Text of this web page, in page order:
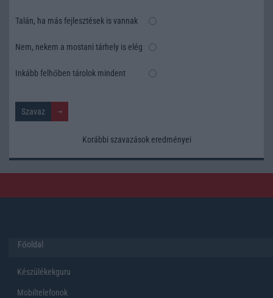
Talán, ha más fejlesztések is vannak
Nem, nekem a mostani tárhely is elég
Inkább felhőben tárolok mindent
Korábbi szavazások eredményei
Főoldal
Készülékekguru
Mobiltelefonok